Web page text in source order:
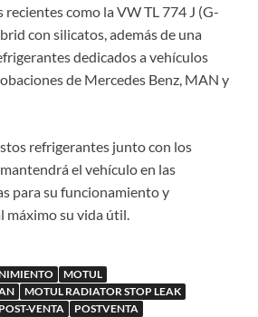
recientes como la VW TL 774 J (G-
con silicatos, además de una
dedicados a vehículos
de Mercedes Benz, MAN y
refrigerantes junto con los
el vehículo en las
para su funcionamiento y
máximo su vida útil.
MOTUL
MOTUL RADIATOR STOP LEAK
POST-VENTA POSTVENTA